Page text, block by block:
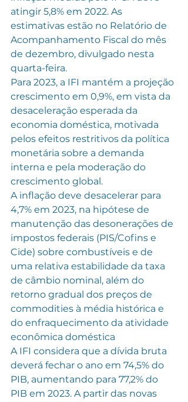
atingir 5,8% em 2022. As
estimativas estão no Relatório de
Acompanhamento Fiscal do mês
de dezembro, divulgado nesta
quarta-feira.
Para 2023, a IFI mantém a projeção
crescimento em 0,9%, em vista da
desaceleração esperada da
economia doméstica, motivada
pelos efeitos restritivos da política
monetária sobre a demanda
interna e pela moderação do
crescimento global.
A inflação deve desacelerar para
4,7% em 2023, na hipótese de
manutenção das desonerações de
impostos federais (PIS/Cofins e
Cide) sobre combustíveis e de
uma relativa estabilidade da taxa
de câmbio nominal, além do
retorno gradual dos preços de
commodities à média histórica e
do enfraquecimento da atividade
econômica doméstica
A IFI considera que a dívida bruta
deverá fechar o ano em 74,5% do
PIB, aumentando para 77,2% do
PIB em 2023. A partir das novas